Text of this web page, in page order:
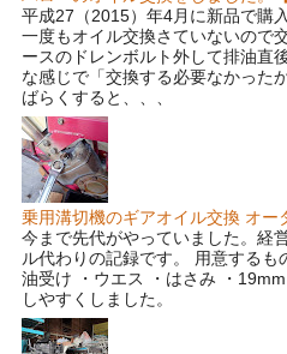
平成27（2015）年4月に新品で購
一度もオイル交換さていないので
ースのドレンボルト外して排油直
な感じで「交換する必要なかった
ばらくすると、、、
乗用溝切機のギアオイル交換 オ
今まで先代がやっていました。経
ル代わりの記録です。 用意する
油受け ・ウエス ・はさみ ・
しやすくしました。